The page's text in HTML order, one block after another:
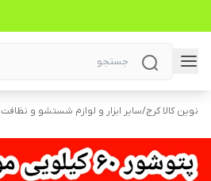
نوین کالا کرج/سایر ابزار و لوازم شستشو و نظافت